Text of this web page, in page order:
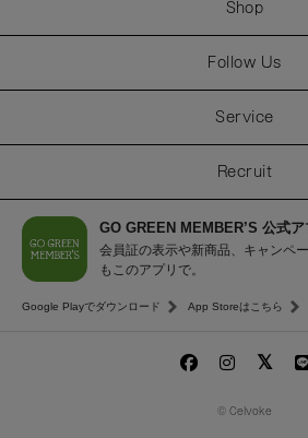
Shop
Follow Us
Service
Recruit
GO GREEN MEMBER’S 公式ア
会員証の表示や新商品、キャンペ
もこのアプリで。
Google Playでダウンロード App Storeはこちら
© Celvoke